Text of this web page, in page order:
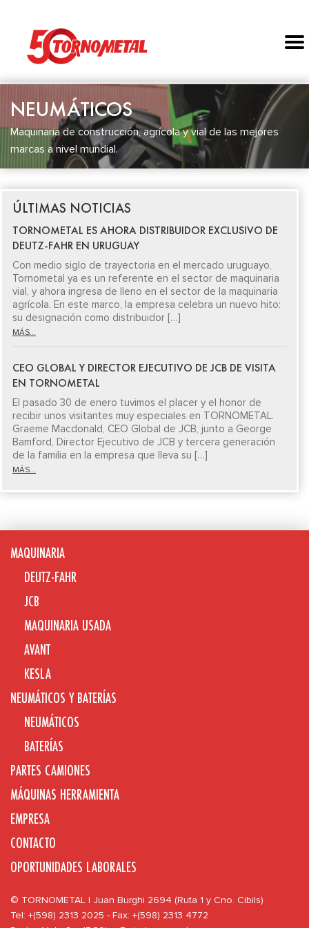
NEUMÁTICOS
Maquinaria de construcción, agrícola y vial de las mejores
marcas a nivel mundial.
ÚLTIMAS NOTICIAS
TORNOMETAL ES AHORA DISTRIBUIDOR EXCLUSIVO DE
DEUTZ-FAHR EN URUGUAY
Con medio siglo de trayectoria en el mercado uruguayo,
Tornometal ya es un referente en el sector de maquinaria
vial, y ahora ingresa de lleno en el sector de la maquinaria
agrícola. En este marco, la empresa celebra un nuevo hito:
su designación como distribuidor […]
MÁS...
CEO GLOBAL Y DIRECTOR EJECUTIVO DE JCB DE VISITA
EN TORNOMETAL
El pasado 30 de enero tuvimos el placer y el honor de
recibir unos visitantes muy especiales en TORNOMETAL.
Graeme Macdonald, CEO Global de JCB, junto a George
Bamford, Director Ejecutivo de JCB y tercera generación
de la familia en la empresa que lleva su […]
MÁS...
MAQUINARIA
DEUTZ-FAHR
JCB
MAQUINARIA USADA
AVANT
KESLA
NEUMÁTICOS Y BATERÍAS
NEUMÁTICOS
BATERÍAS
PARTES CAMIONES
MÁQUINAS HERRAMIENTA
EMPRESA
CONTACTO
OPORTUNIDADES LABORALES
© TORNOMETAL | Juan Burghi 2694 (Ruta 1 y Cno. Cibils)
Tel: +(598) 2313 2025 - Fax: +(598) 2313 4772